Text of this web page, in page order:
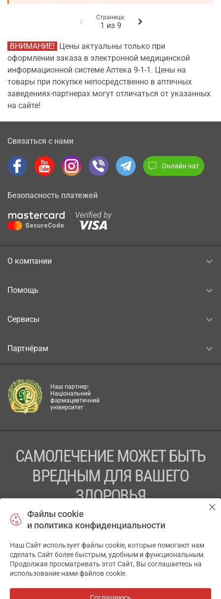
Страница:
1 из 9
ВНИМАНИЕ! Цены актуальны только при
оформлении заказа в электронной медицинской
информационной системе Аптека 9-1-1. Цены на
товары при покупке непосредственно в аптечных
заведениях-партнерах могут отличаться от указанных
на сайте!
Связаться с нами
Онлайн чат
Безопасность платежей
О компании
Помощь
Сервисы
Партнёрам
Наш партнер:
Національний
фармацевтичний
університет
САМОЛЕЧЕНИЕ МОЖЕТ БЫТЬ
ВРЕДНЫМ ДЛЯ ВАШЕГО
ЗДОРОВЬЯ
ПЕРЕД ПРИМЕНЕНИЕМ ПРЕПАРАТА
ПРОКОНСУЛЬТИРУЙТЕСЬ С ВРАЧОМ
ТОВ «АПТЕКА 911.ЮА» Код ЄДРПОУ 43631965.
Отказ от ответственности
АПТЕКА911.ЮА
Файлы cookie
и политика конфиденциальности
Наш Сайт использует файлы cookie, которые помогают нам
сделать Сайт более быстрым, удобным и функциональным.
Продолжая просматривать этот Сайт, Вы соглашаетесь на
использование нами файлов cookie.